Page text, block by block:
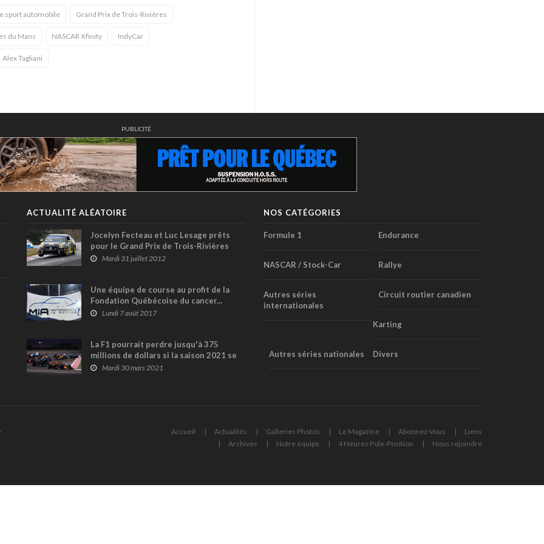
sport automobile Grand Prix de Trois-Rivières
du Mans NASCAR Xfinity IndyCar
Alex Tagliani
PUBLICITÉ
ACTUALITÉ ALÉATOIRE
Jocelyn Fecteau et Luc Lesage prêts
pour le Grand Prix de Trois-Rivières
Mardi 31 juillet 2012
Une équipe de course au profit de la
Fondation Québécoise du cancer...
Lundi 7 août 2017
La F1 pourrait perdre jusqu'à 375
millions de dollars si la saison 2021 se
déroule entièrement à huis clos
Mardi 30 mars 2021
NOS CATÉGORIES
Formule 1 Endurance
NASCAR / Stock-Car Rallye
Autres séries
internationales
Circuit routier canadien
Karting
Autres séries nationales Divers
Accueil Actualités Galleries Photos Le Magazine Abonnez-Vous
Liens
Archives
Notre équipe 4 Heures Pole-Position Nous rejoindre